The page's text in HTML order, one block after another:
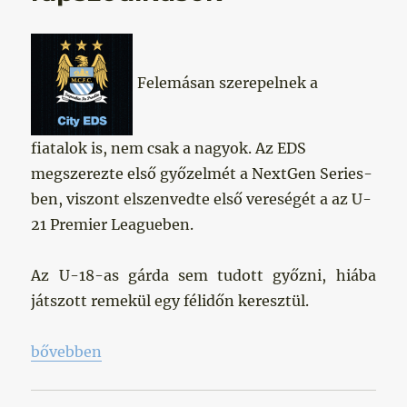
Felemásan szerepelnek a
fiatalok is, nem csak a nagyok. Az EDS
megszerezte első győzelmét a NextGen Series-
ben, viszont elszenvedte első vereségét a az U-
21 Premier Leagueben.
Az U-18-as gárda sem tudott győzni, hiába
játszott remekül egy félidőn keresztül.
„A fiatalok is rapszodikusok”
bővebben